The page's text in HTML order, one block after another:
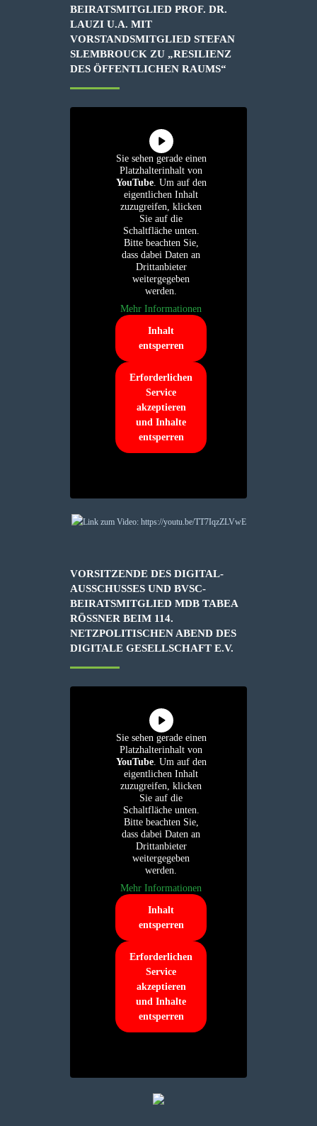
BEIRATSMITGLIED PROF. DR.
LAUZI U.A. MIT
VORSTANDSMITGLIED STEFAN
SLEMBROUCK ZU „RESILIENZ
DES ÖFFENTLICHEN RAUMS“
Sie sehen gerade einen
Platzhalterinhalt von
YouTube. Um auf den
eigentlichen Inhalt
zuzugreifen, klicken
Sie auf die
Schaltfläche unten.
Bitte beachten Sie,
dass dabei Daten an
Drittanbieter
weitergegeben
werden.
Mehr Informationen
Inhalt
entsperren
Erforderlichen
Service
akzeptieren
und Inhalte
entsperren
VORSITZENDE DES DIGITAL-
AUSSCHUSSES UND BVSC-
BEIRATSMITGLIED MDB TABEA
RÖSSNER BEIM 114. N
ETZPOLITISCHEN ABEND DES D
IGITALE GESELLSCHAFT E.V.
Sie sehen gerade einen
Platzhalterinhalt von
YouTube. Um auf den
eigentlichen Inhalt
zuzugreifen, klicken
Sie auf die
Schaltfläche unten.
Bitte beachten Sie,
dass dabei Daten an
Drittanbieter
weitergegeben
werden.
Mehr Informationen
Inhalt
entsperren
Erforderlichen
Service
akzeptieren
und Inhalte
entsperren